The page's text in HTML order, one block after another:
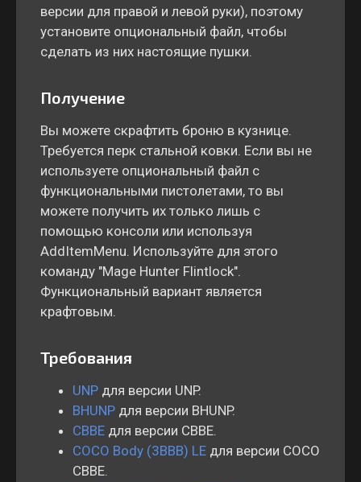
версии для правой и левой руки), поэтому
установите опциональный файл, чтобы
сделать из них настоящие пушки.
Получение
Вы можете скрафтить броню в кузнице.
Требуется перк стальной ковки. Если вы не
используете опциональный файл с
функциональными пистолетами, то вы
можете получить их только лишь с
помощью консоли или используя
AddItemMenu. Используйте для этого
команду "Mage Hunter Flintlock".
Функциональный вариант является
крафтовым.
Требования
UNP для версии UNP.
BHUNP для версии BHUNP.
CBBE для версии CBBE.
COCO Body (3BBB) LE для версии COCO
CBBE.